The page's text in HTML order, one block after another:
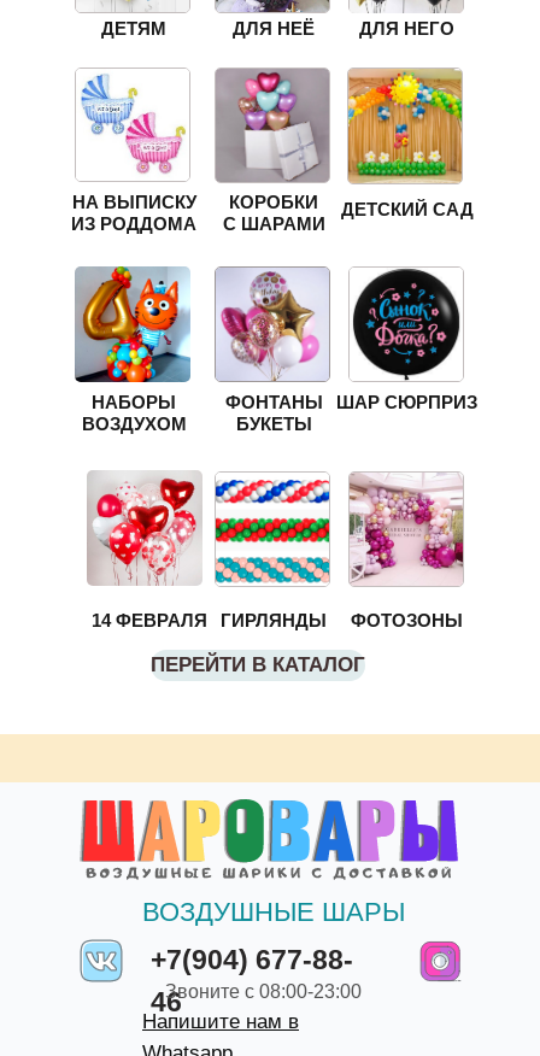
ФОНТАНЫ
БУКЕТЫ
ДЛЯ НЕЁ ДЛЯ НЕГО
ДЕТЯМ
НА ВЫПИСКУ
ИЗ РОДДОМА
ШАР СЮРПРИЗ
ГИРЛЯНДЫ
ПЕРЕЙТИ В КАТАЛОГ
ФОТОЗОНЫ
КОРОБКИ
С ШАРАМИ
14 ФЕВРАЛЯ
НАБОРЫ
ВОЗДУХОМ
ДЕТСКИЙ САД
+7(904) 677-88-
46
ВОЗДУШНЫЕ ШАРЫ
Звоните с 08:00-23:00
Напишите нам в